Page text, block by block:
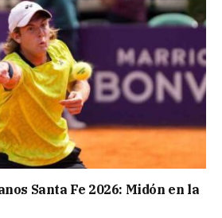
Santa Fe 2026: Midón en la